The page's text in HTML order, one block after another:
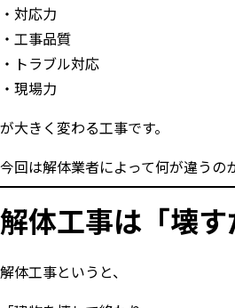
対応力
工事品質
トラブル対応
現場力
が大きく変わる工事です。
今回は解体業者によって何が違うの
解体工事は「壊
解体工事というと、